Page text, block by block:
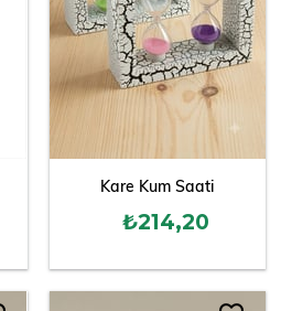
Kare Kum Saati
₺214,20